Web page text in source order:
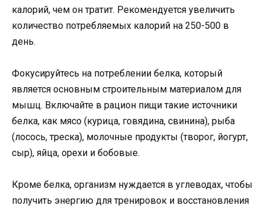
калорий, чем он тратит. Рекомендуется увеличить
количество потребляемых калорий на 250-500 в
день.
Фокусируйтесь на потреблении белка, который
является основным строительным материалом для
мышц. Включайте в рацион пищи такие источники
белка, как мясо (курица, говядина, свинина), рыба
(лосось, треска), молочные продукты (творог, йогурт,
сыр), яйца, орехи и бобовые.
Кроме белка, организм нуждается в углеводах, чтобы
получить энергию для тренировок и восстановления